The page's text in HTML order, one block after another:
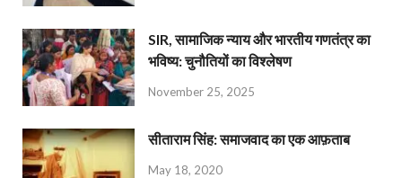
SIR, सामाजिक न्याय और भारतीय गणतंत्र का
भविष्य: चुनौतियों का विश्लेषण
November 25, 2025
सीताराम सिंह: समाजवाद का एक आफ़ताब
May 18, 2020